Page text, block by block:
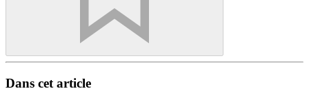
Dans cet article